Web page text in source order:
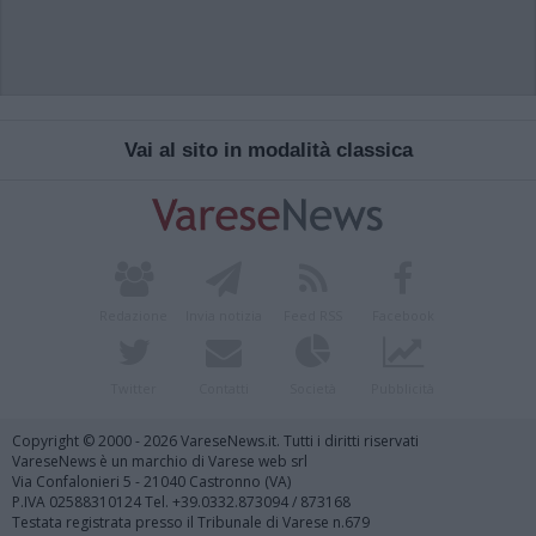
Vai al sito in modalità classica
Copyright © 2000 - 2026 VareseNews.it. Tutti i diritti riservati
VareseNews è un marchio di Varese web srl
Via Confalonieri 5 - 21040 Castronno (VA)
P.IVA 02588310124 Tel. +39.0332.873094 / 873168
Testata registrata presso il Tribunale di Varese n.679